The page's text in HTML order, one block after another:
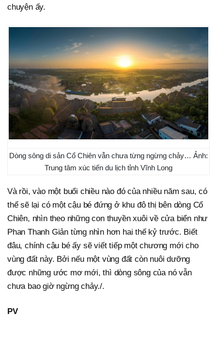
chuyện ấy.
Dòng sông di sản Cổ Chiên vẫn chưa từng ngừng chảy… Ảnh:
Trung tâm xúc tiến du lịch tỉnh Vĩnh Long
Và rồi, vào một buổi chiều nào đó của nhiều năm sau, có
thể sẽ lại có một cậu bé đứng ở khu đô thị bên dòng Cổ
Chiên, nhìn theo những con thuyền xuôi về cửa biển như
Phan Thanh Giản từng nhìn hơn hai thế kỷ trước. Biết
đâu, chính cậu bé ấy sẽ viết tiếp một chương mới cho
vùng đất này. Bởi nếu một vùng đất còn nuôi dưỡng
được những ước mơ mới, thì dòng sông của nó vẫn
chưa bao giờ ngừng chảy./.
PV